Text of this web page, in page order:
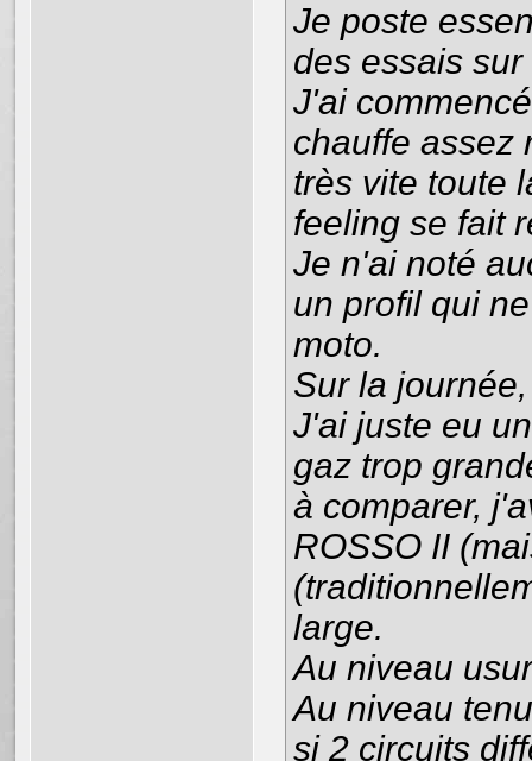
Je poste
des essais
J'ai
chauffe assez
très vite toute
feeling se fait
Je n'ai noté
un profil qui
moto.
Sur la
J'ai juste eu
gaz trop
à comparer,
ROSSO II
large.
Au niveau
Au niveau
si 2 circuits